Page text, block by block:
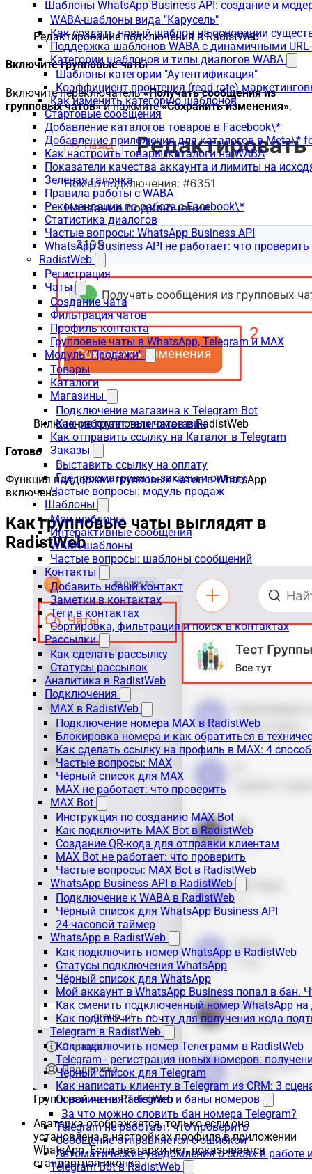
Шаблоны WhatsApp Business API: создание и
WABA-шаблоны вида "Карусель"
Как создать новый шаблон на основании
Поддержка шаблонов WABA с динамичными
Категории шаблонов и типы диалогов WABA
Шаблоны категории "Аутентификация"
Коэффициент прочтения (read rate)
Как изменить категорию шаблонов
Стартовые сообщения
Добавление каталогов товаров в Facebook\*
Добавление приложения для каталогов в Meta\*
Как настроить товары/каталоги на WABA
Показатели качества аккаунта и лимиты на
Зеленая галочка
Правила работы с WABA
Рекомендации по работе с Facebook\*
Статистика диалогов
Частые вопросы: WhatsApp Business API
WhatsApp Business API не работает: что проверить
RadistWeb
Регистрация
Чаты
Создание чата
Фильтрация чатов
Профиль контакта
Групповые чаты в WhatsApp, Telegram и MAX
Модуль "Продажи"
Товары
Каталоги
Магазины
Подключение магазина к Telegram Bot
Как работает телегомагазин
Как отправить ссылку на Каталог в Telegram
Заказы
Выставить ссылку на оплату
Где просматривать заказы и оплату
Частые вопросы: модуль продаж
Шаблоны
Мои шаблоны
Интерактивные сообщения
WABA-шаблоны
Частые вопросы: шаблоны сообщений
Контакты
Добавить новый контакт
Заметки в контактах
Теги в контактах
Сортировка, фильтрация и поиск в контактах
Рассылки
Как сделать рассылку
Статусы рассылок
Аналитика в RadistWeb
Подключения
MAX в RadistWeb
Подключение номера MAX в RadistWeb
Блокировка номера и как обратиться в
Как сделать ссылку на профиль в MAX: 4
Частые вопросы: MAX
Чёрный список для MAX
MAX не работает: что проверить
MAX Bot
Инструкция по созданию MAX Bot
Как подключить MAX Bot в RadistWeb
Создание QR-кода для отправки клиентам
MAX Bot не работает: что проверить
Частые вопросы: MAX Bot в RadistWeb
WhatsApp Business API в RadistWeb
Подключение к WABA в RadistWeb
Чёрный список для WhatsApp Business API
24-часовой таймер
WhatsApp в RadistWeb
Как подключить номер WhatsApp в RadistWeb
Статусы подключения WhatsApp
Чёрный список для WhatsApp
Мой аккаунт в WhatsApp Business попал в бан.
Как сменить подключенный номер WhatsApp на
Как подключить почту для получения кода
Telegram в RadistWeb
Как подключить номер Телеграмм в RadistWeb
Telegram - регистрация новых номеров:
Чёрный список для Telegram
Как написать клиенту в Telegram из CRM: 3
Ограничения Telegram и баны номеров
За что можно словить бан номера Telegram?
Telegram не работает: что проверить
Сообщение отправляется с ошибкой
Автоматические уведомления о сбоях в работе
Telegram Bot в RadistWeb
Редактирование подключения в RadistWeb
Включите групповые чаты
Включите переключатель«Получать сообщения из
групповых чатов»и нажмите«Сохранить изменения».
Включение групповых чатов в RadistWeb
Готово
Функция поддержки групповых чатов в WhatsApp
включена.
Как групповые чаты выглядят в
RadistWeb
Групповой чат в RadistWeb
Аватарка отображается, только если она
установлена в настройках профиля в приложении
WhatsApp. Если аватарки нет, показывается
стандартная иконка.